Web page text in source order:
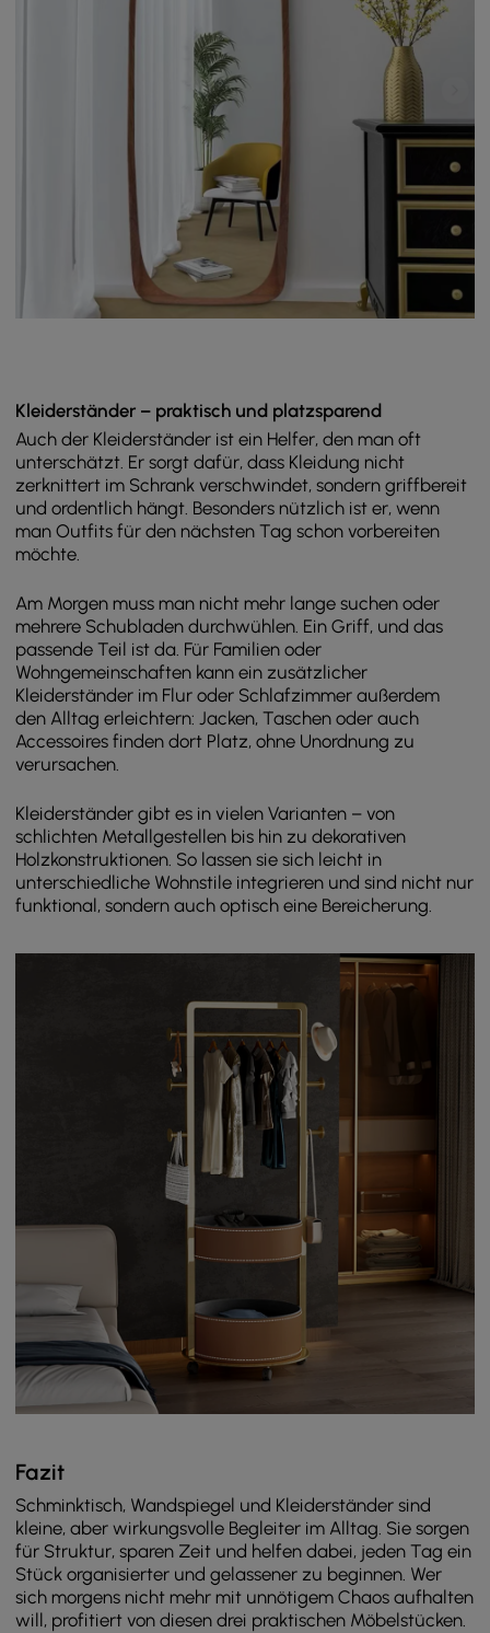
Kleiderständer – praktisch und platzsparend
Auch der Kleiderständer ist ein Helfer, den man oft
unterschätzt. Er sorgt dafür, dass Kleidung nicht
zerknittert im Schrank verschwindet, sondern griffbereit
und ordentlich hängt. Besonders nützlich ist er, wenn
man Outfits für den nächsten Tag schon vorbereiten
möchte.
Am Morgen muss man nicht mehr lange suchen oder
mehrere Schubladen durchwühlen. Ein Griff, und das
passende Teil ist da. Für Familien oder
Wohngemeinschaften kann ein zusätzlicher
Kleiderständer im Flur oder Schlafzimmer außerdem
den Alltag erleichtern: Jacken, Taschen oder auch
Accessoires finden dort Platz, ohne Unordnung zu
verursachen.
Kleiderständer gibt es in vielen Varianten – von
schlichten Metallgestellen bis hin zu dekorativen
Holzkonstruktionen. So lassen sie sich leicht in
unterschiedliche Wohnstile integrieren und sind nicht nur
funktional, sondern auch optisch eine Bereicherung.
Fazit
Schminktisch, Wandspiegel und Kleiderständer sind
kleine, aber wirkungsvolle Begleiter im Alltag. Sie sorgen
für Struktur, sparen Zeit und helfen dabei, jeden Tag ein
Stück organisierter und gelassener zu beginnen. Wer
sich morgens nicht mehr mit unnötigem Chaos aufhalten
will, profitiert von diesen drei praktischen Möbelstücken.